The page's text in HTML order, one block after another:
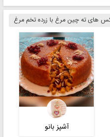
مرغ با زرده تخم مرغ
های ته چین مرغ با زرده تخم مرغ
آشپز بانو